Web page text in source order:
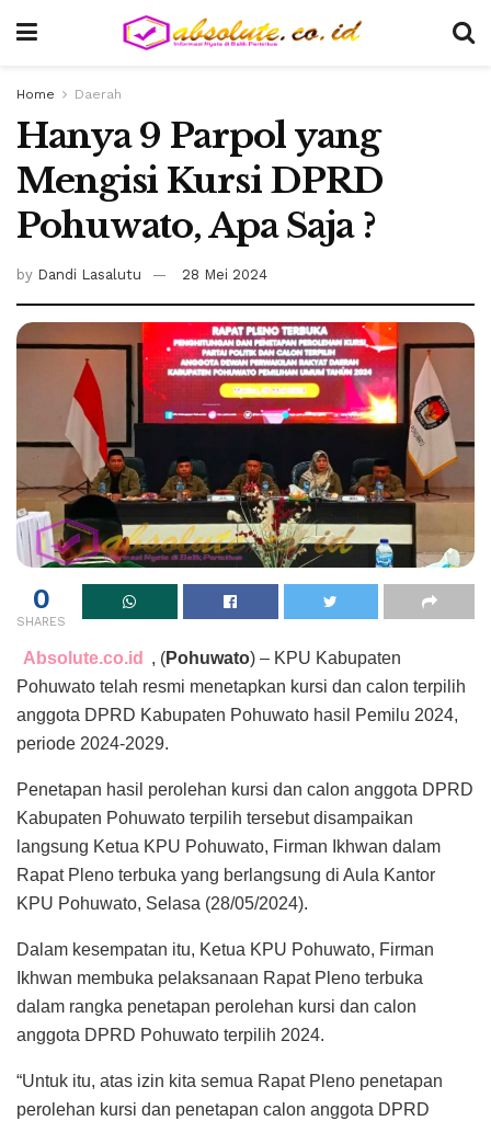
Home Daerah
Hanya 9 Parpol yang
Mengisi Kursi DPRD
Pohuwato, Apa Saja ?
by Dandi Lasalutu 28 Mei 2024
0
SHARES
Absolute.co.id , (Pohuwato) – KPU Kabupaten
Pohuwato telah resmi menetapkan kursi dan calon terpilih
anggota DPRD Kabupaten Pohuwato hasil Pemilu 2024,
periode 2024-2029.
Penetapan hasil perolehan kursi dan calon anggota DPRD
Kabupaten Pohuwato terpilih tersebut disampaikan
langsung Ketua KPU Pohuwato, Firman Ikhwan dalam
Rapat Pleno terbuka yang berlangsung di Aula Kantor
KPU Pohuwato, Selasa (28/05/2024).
Dalam kesempatan itu, Ketua KPU Pohuwato, Firman
Ikhwan membuka pelaksanaan Rapat Pleno terbuka
dalam rangka penetapan perolehan kursi dan calon
anggota DPRD Pohuwato terpilih 2024.
“Untuk itu, atas izin kita semua Rapat Pleno penetapan
perolehan kursi dan penetapan calon anggota DPRD